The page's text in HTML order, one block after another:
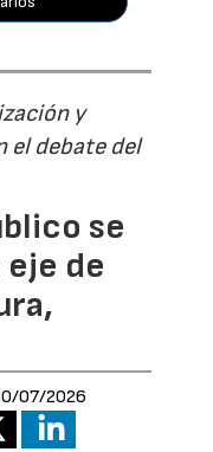
y
el debate del
se
de
07/2026